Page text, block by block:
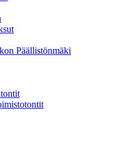
Päällistönmäki